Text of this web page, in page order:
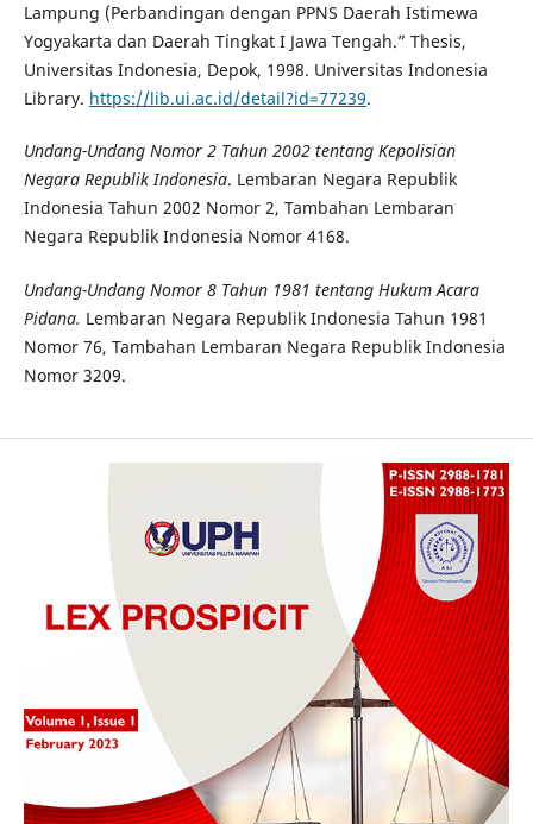
Lampung (Perbandingan dengan PPNS Daerah Istimewa
Yogyakarta dan Daerah Tingkat I Jawa Tengah.” Thesis,
Universitas Indonesia, Depok, 1998. Universitas Indonesia
Library. https://lib.ui.ac.id/detail?id=77239.
Undang-Undang Nomor 2 Tahun 2002 tentang Kepolisian
Negara Republik Indonesia. Lembaran Negara Republik
Indonesia Tahun 2002 Nomor 2, Tambahan Lembaran
Negara Republik Indonesia Nomor 4168.
Undang-Undang Nomor 8 Tahun 1981 tentang Hukum Acara
Pidana. Lembaran Negara Republik Indonesia Tahun 1981
Nomor 76, Tambahan Lembaran Negara Republik Indonesia
Nomor 3209.